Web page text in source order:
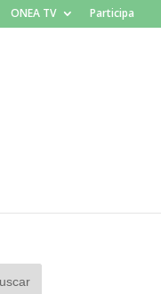
ONEA TV Participa